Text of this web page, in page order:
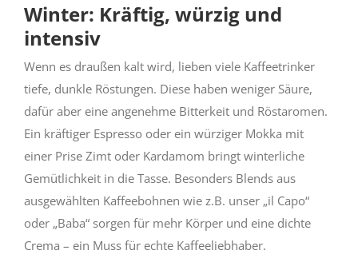
Winter: Kräftig, würzig und
intensiv
Wenn es draußen kalt wird, lieben viele Kaffeetrinker
tiefe, dunkle Röstungen. Diese haben weniger Säure,
dafür aber eine angenehme Bitterkeit und Röstaromen.
Ein kräftiger Espresso oder ein würziger Mokka mit
einer Prise Zimt oder Kardamom bringt winterliche
Gemütlichkeit in die Tasse. Besonders Blends aus
ausgewählten Kaffeebohnen wie z.B. unser „il Capo“
oder „Baba“ sorgen für mehr Körper und eine dichte
Crema – ein Muss für echte Kaffeeliebhaber.